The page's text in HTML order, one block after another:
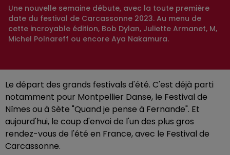
Une nouvelle semaine débute, avec la toute première
date du festival de Carcassonne 2023. Au menu de
cette incroyable édition, Bob Dylan, Juliette Armanet, M,
Michel Polnareff ou encore Aya Nakamura.
Le départ des grands festivals d'été. C'est déjà parti
notamment pour Montpellier Danse, le Festival de
Nîmes ou à Sète "Quand je pense à Fernande". Et
aujourd'hui, le coup d'envoi de l'un des plus gros
rendez-vous de l'été en France, avec le Festival de
Carcassonne.